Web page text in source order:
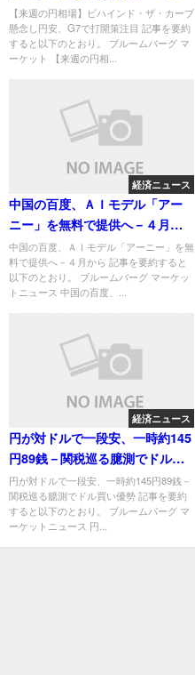
開策注目
【来週の円相場】ビハインド・ザ・カーブ
懸念し円安、G7で打開策注目 記事を要約
すると以下のとおり。 ブルームバーグ マ
ーケット 【来週の円相...
経済ニュース
中国の百度、ＡＩモデル「アー
ニー」を無料で提供へ－４月か
ら
中国の百度、ＡＩモデル「アーニー」を無
料で提供へ－４月から 記事を要約すると
以下のとおり。 ブルームバーグ マーケッ
トニュース 中国の百度、...
経済ニュース
円が対ドルで一段安、一時約145
円89銭－関税巡る臆測でドル買
い優勢
円が対ドルで一段安、一時約145円89銭－
関税巡る臆測でドル買い優勢 記事を要約
すると以下のとおり。 ブルームバーグ マ
ーケットニュース 円...